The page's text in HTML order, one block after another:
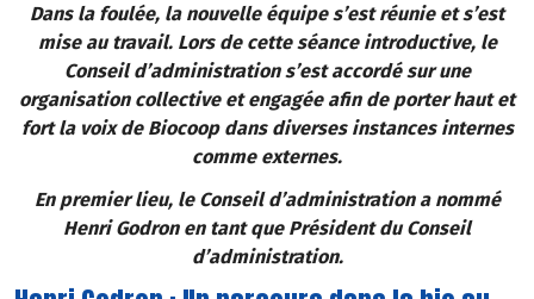
Dans la foulée, la nouvelle équipe s’est réunie et s’est
mise au travail. Lors de cette séance introductive, le
Conseil d’administration s’est accordé sur une
organisation collective et engagée afin de porter haut et
fort la voix de Biocoop dans diverses instances internes
comme externes.
En premier lieu, le Conseil d’administration a nommé
Henri Godron en tant que Président du Conseil
d’administration.